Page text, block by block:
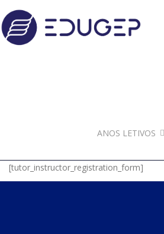
ANOS LETIVOS
[tutor_instructor_registration_form]